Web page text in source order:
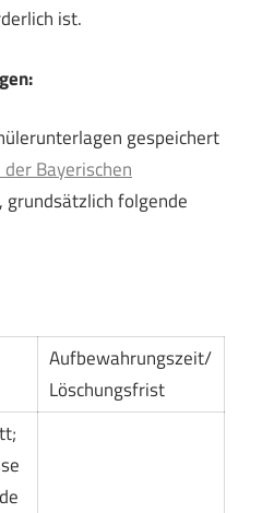
ist.
gespeichert
der Bayerischen
, grundsätzlich folgende
Aufbewahrungszeit/
Löschungsfrist